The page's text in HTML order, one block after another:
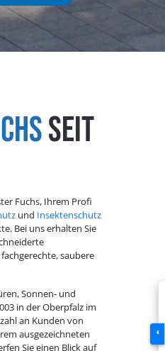
‹
seit
Fuchs, Ihrem Profi
und Insektenschutz
Bei uns erhalten Sie
saubere
Sonnen- und
in der Oberpfalz im
an Kunden von
ausgezeichneten
Sie einen Blick auf